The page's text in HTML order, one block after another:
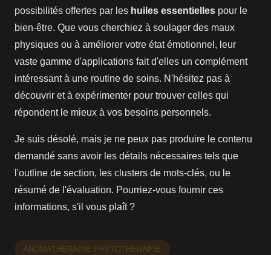
possibilités offertes par les huiles essentielles pour le
bien-être. Que vous cherchiez à soulager des maux
physiques ou à améliorer votre état émotionnel, leur
vaste gamme d'applications fait d'elles un complément
intéressant à une routine de soins. N'hésitez pas à
découvrir et à expérimenter pour trouver celles qui
répondent le mieux à vos besoins personnels.
Je suis désolé, mais je ne peux pas produire le contenu
demandé sans avoir les détails nécessaires tels que
l'outline de section, les clusters de mots-clés, ou le
résumé de l'évaluation. Pourriez-vous fournir ces
informations, s'il vous plaît ?
AROMATHERAPIE PHYTOTHERAPIE